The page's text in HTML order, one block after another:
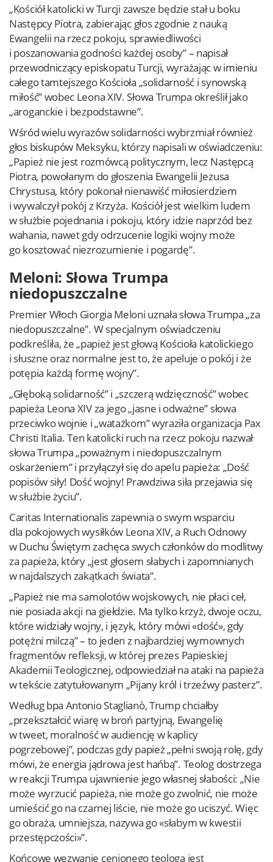
„Kościół katolicki w Turcji zawsze będzie stał u boku
Następcy Piotra, zabierając głos zgodnie z nauką
Ewangelii na rzecz pokoju, sprawiedliwości
i poszanowania godności każdej osoby” – napisał
przewodniczący episkopatu Turcji, wyrażając w imieniu
całego tamtejszego Kościoła „solidarność i synowską
miłość” wobec Leona XIV. Słowa Trumpa określił jako
„aroganckie i bezpodstawne”.
Wśród wielu wyrazów solidarności wybrzmiał również
głos biskupów Meksyku, którzy napisali w oświadczeniu:
„Papież nie jest rozmówcą politycznym, lecz Następcą
Piotra, powołanym do głoszenia Ewangelii Jezusa
Chrystusa, który pokonał nienawiść miłosierdziem
i wywalczył pokój z Krzyża. Kościół jest wielkim ludem
w służbie pojednania i pokoju, który idzie naprzód bez
wahania, nawet gdy odrzucenie logiki wojny może
go kosztować niezrozumienie i pogardę”.
Meloni: Słowa Trumpa
niedopuszczalne
Premier Włoch Giorgia Meloni uznała słowa Trumpa „za
niedopuszczalne”. W specjalnym oświadczeniu
podkreśliła, że „papież jest głową Kościoła katolickiego
i słuszne oraz normalne jest to, że apeluje o pokój i że
potępia każdą formę wojny”.
„Głęboką solidarność” i „szczerą wdzięczność” wobec
papieża Leona XIV za jego „jasne i odważne” słowa
przeciwko wojnie i „watażkom” wyraziła organizacja Pax
Christi Italia. Ten katolicki ruch na rzecz pokoju nazwał
słowa Trumpa „poważnym i niedopuszczalnym
oskarżeniem” i przyłączył się do apelu papieża: „Dość
popisów siły! Dość wojny! Prawdziwa siła przejawia się
w służbie życiu”.
Caritas Internationalis zapewnia o swym wsparciu
dla pokojowych wysiłków Leona XIV, a Ruch Odnowy
w Duchu Świętym zachęca swych członków do modlitwy
za papieża, który „jest głosem słabych i zapomnianych
w najdalszych zakątkach świata”.
„Papież nie ma samolotów wojskowych, nie płaci ceł,
nie posiada akcji na giełdzie. Ma tylko krzyż, dwoje oczu,
które widziały wojny, i język, który mówi «dość», gdy
potężni milczą” – to jeden z najbardziej wymownych
fragmentów refleksji, w której prezes Papieskiej
Akademii Teologicznej, odpowiedział na ataki na papieża
w tekście zatytułowanym „Pijany król i trzeźwy pasterz”.
Według bpa Antonio Staglianò, Trump chciałby
„przekształcić wiarę w broń partyjną, Ewangelię
w tweet, moralność w audiencję w kaplicy
pogrzebowej”, podczas gdy papież „pełni swoją rolę, gdy
mówi, że energia jądrowa jest hańbą”. Teolog dostrzega
w reakcji Trumpa ujawnienie jego własnej słabości: „Nie
może wyrzucić papieża, nie może go zwolnić, nie może
umieścić go na czarnej liście, nie może go uciszyć. Więc
go obraża, umniejsza, nazywa go «słabym w kwestii
przestępczości»”.
Końcowe wezwanie cenionego teologa jest